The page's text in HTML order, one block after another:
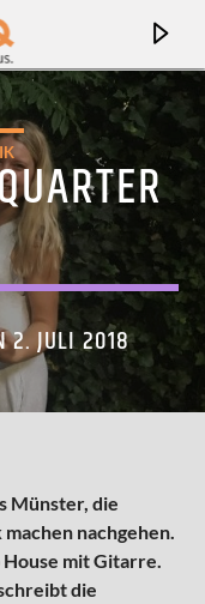
2. JULI 2018
Münster, die
nachgehen.
mit Gitarre.
die